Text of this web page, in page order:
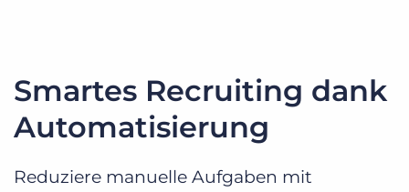
Smartes Recruiting dank
Automatisierung
Reduziere manuelle Aufgaben mit